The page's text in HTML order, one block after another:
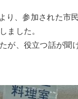
り、参加された市
ました。
が、役立つ話が聞